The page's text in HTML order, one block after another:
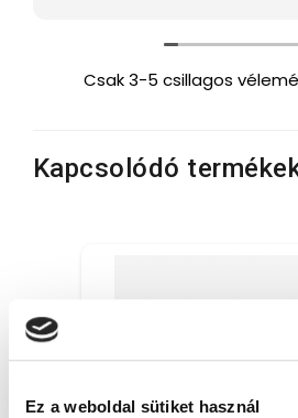
Ez a weboldal sütiket használ
Csak 3-5 csillagos
Kapcsolódó